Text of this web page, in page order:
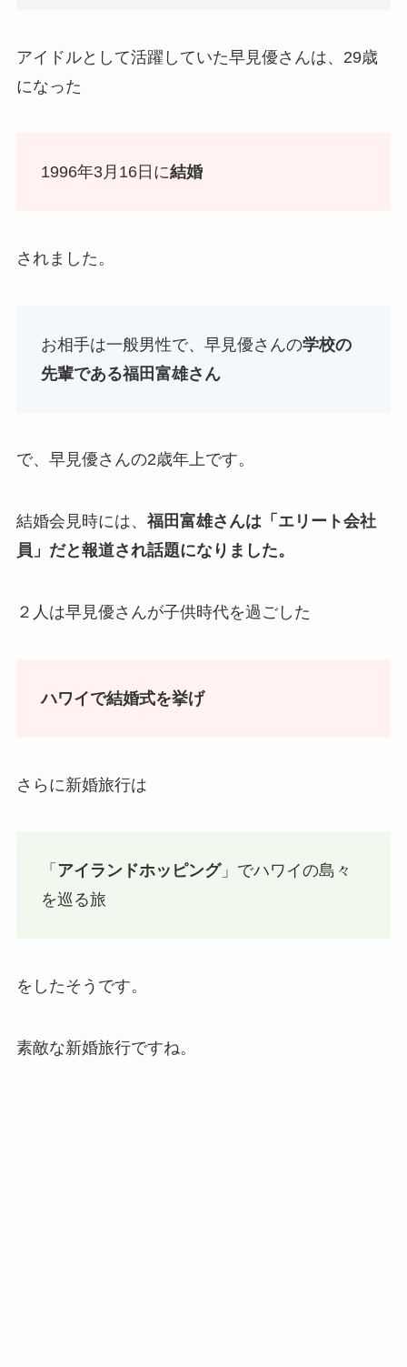
アイドルとして活躍していた早見優さんは、29歳
になった
1996年3月16日に結婚
されました。
お相手は一般男性で、早見優さんの学校の
先輩である福田富雄さん
で、早見優さんの2歳年上です。
結婚会見時には、 福田富雄さんは「エリート会社
員」だと報道され話題になりました。
２人は早見優さんが子供時代を過ごした
ハワイで結婚式を挙げ
さらに新婚旅行は
「 アイランドホッピング」でハワイの島々
を巡る旅
をしたそうです。
素敵な新婚旅行ですね。